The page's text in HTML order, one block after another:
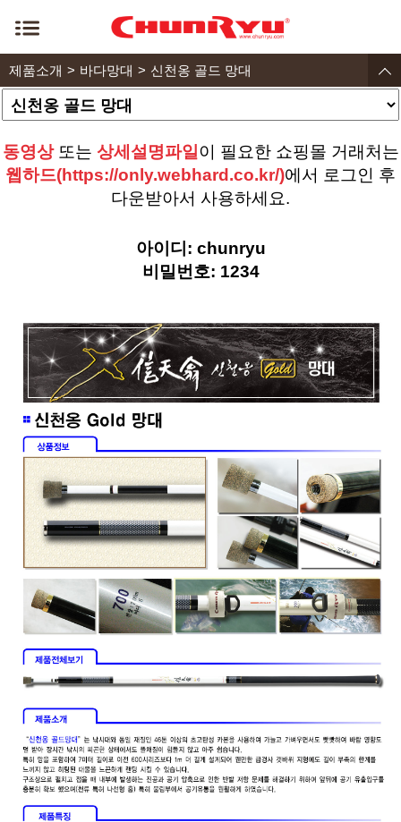
제품소개 바다망대 신천옹 골드 망대
동영상또는 상세설명파일 이 필요한 쇼핑몰 거래처는
웹하드(https://only.webhard.co.kr/)에서 로그인 후
다운받아서 사용하세요.
아이디: chunryu
비밀번호: 1234